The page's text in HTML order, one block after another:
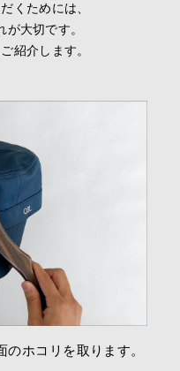
くためには、
が大切です。
紹介します。
ホコリを取ります。